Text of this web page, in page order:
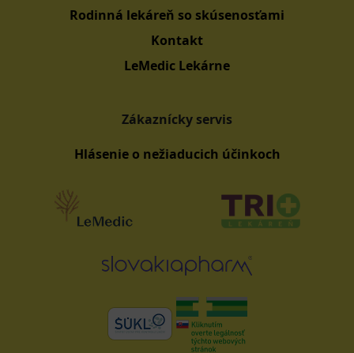
Rodinná lekáreň so skúsenosťami
Kontakt
LeMedic Lekárne
Zákaznícky servis
Hlásenie o nežiaducich účinkoch